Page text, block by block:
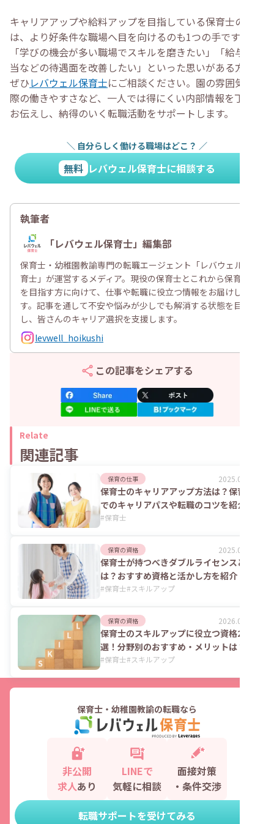
キャリアアップや給料アップを目指している保育士の方
は、より好条件な職場へ目を向けるのも1つの手です。
「学びの機会が多い職場でスキルを磨きたい」「給与や手
当などの待遇面を改善したい」といった思いがある方は、
ぜひレバウェル保育士にご相談ください。園の雰囲気や実
際の働きやすさなど、一人では得にくい内部情報を丁寧に
お伝えし、納得のいく転職活動をサポートします。
＼ 自分らしく働ける職場はどこ？ ／
無料 レバウェル保育士に相談する
執筆者
「レバウェル保育士」編集部
保育士・幼稚園教諭専門の転職エージェント「レバウェル保
育士」が運営するメディア。現役の保育士とこれから保育士
を目指す方に向けて、仕事や転職に役立つ情報をお届けしま
す。記事を通して不安や悩みが少しでも解消する状態を目指
し、皆さんのキャリア選択を支援します。
levwell_hoikushi
この記事をシェアする
Relate
関連記事
保育の仕事 2025.09.17
保育士のキャリアアップ方法は？保育園
でのキャリアパスや転職のコツを紹介
#保育士
保育の資格 2025.06.02
保育士が持つべきダブルライセンスと
は？おすすめ資格と活かし方を紹介！
#保育士#スキルアップ
保育の資格 2026.08.07
保育士のスキルアップに役立つ資格23
選！分野別のおすすめ・メリットは？
#保育士#スキルアップ
保育士・幼稚園教諭の転職なら
非公開
求人あり
LINEで
気軽に相談
面接対策
・条件交渉
転職サポートを受けてみる